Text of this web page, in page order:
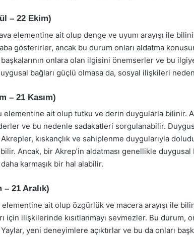
– 22 Ekim)
elementine ait olup denge ve uyum arayışı ile
gösterirler, ancak bu durum onları aldatma
onlara olan ilgisini önemserler ve bu
bağları güçlü olmasa da, sosyal ilişkileri
– 21 Kasım)
elementine ait olup tutku ve derin duygularla bilinir.
ve bu nedenle sadakatleri sorgulanabilir.
kıskançlık ve sahiplenme duygularıyla
Ancak, bir Akrep’in aldatması genellikle
karmaşık bir hal alabilir.
– 21 Aralık)
ait olup özgürlük ve macera arayışı ile
için ilişkilerinde kısıtlanmayı sevmezler. Bu durum,
yeni deneyimlere açıktırlar ve bu da onları